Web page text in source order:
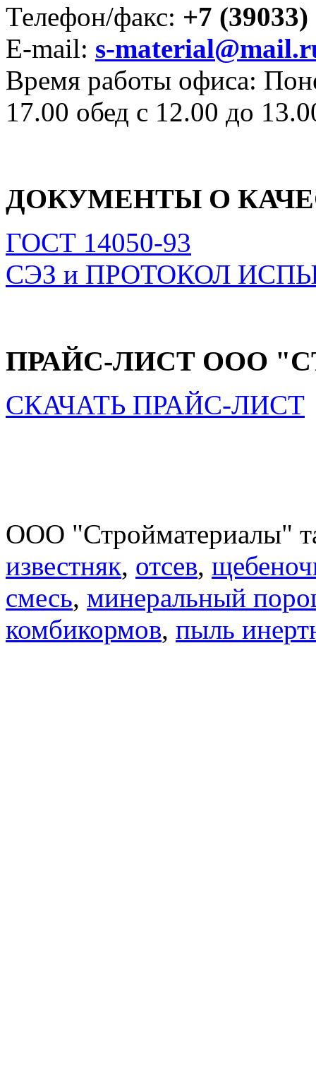
Телефон/факс: +7 (39033)
E-mail: s-
Время работы офиса:
17.00 обед с 12.00 до
ДОКУМЕНТЫ О
ГОСТ 14050-93
СЭЗ и ПРОТОКОЛ
ПРАЙС-ЛИСТ ООО
СКАЧАТЬ ПРАЙС-ЛИСТ
ООО "Стройматериалы"
известняк, отсев,
смесь, минеральный
комбикормов, пыль